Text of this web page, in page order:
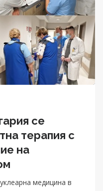
се
терапия с
на
медицина в